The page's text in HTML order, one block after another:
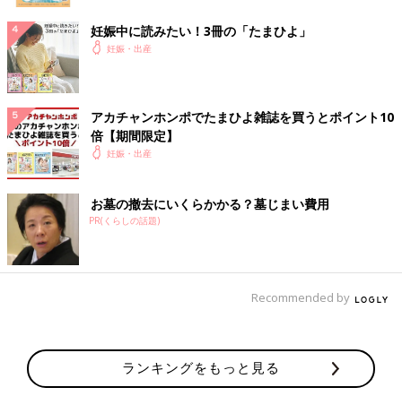
妊娠中に読みたい！3冊の「たまひよ」
妊娠・出産
アカチャンホンポでたまひよ雑誌を買うとポイント10
倍【期間限定】
妊娠・出産
お墓の撤去にいくらかかる？墓じまい費用
PR(くらしの話題)
Recommended by
ランキングをもっと見る